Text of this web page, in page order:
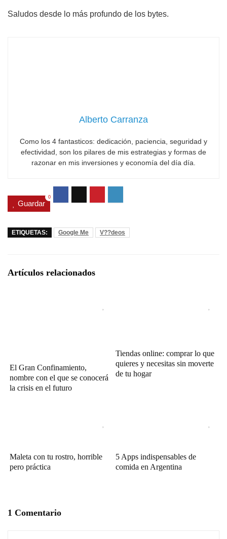
Saludos desde lo más profundo de los bytes.
Alberto Carranza
Como los 4 fantasticos: dedicación, paciencia, seguridad y
efectividad, son los pilares de mis estrategias y formas de
razonar en mis inversiones y economía del día día.
Guardar
0
ETIQUETAS: Google Me V??deos
Artículos relacionados
El Gran Confinamiento,
nombre con el que se conocerá
la crisis en el futuro
Tiendas online: comprar lo que
quieres y necesitas sin moverte
de tu hogar
Maleta con tu rostro, horrible
pero práctica
5 Apps indispensables de
comida en Argentina
1 Comentario